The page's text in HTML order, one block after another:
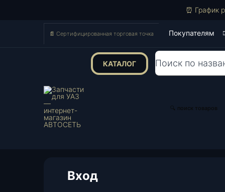
⏰ График
📄 Сертифицированная торговая точка Покупателям
КАТАЛОГ Поиск
🔍 поиск товаров
Вход